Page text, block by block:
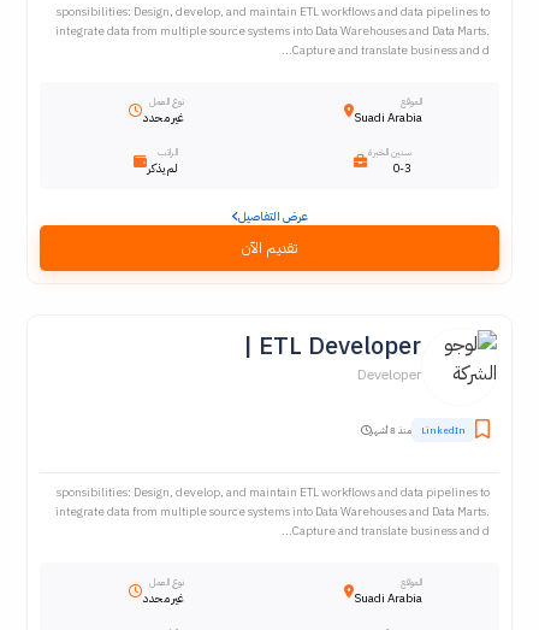
sponsibilities: Design, develop, and maintain ETL workflows and data pipelines to
integrate data from multiple source systems into Data Warehouses and Data Marts.
Capture and translate business and d...
الموقع
Suadi Arabia
نوع العمل
غير محدد
سنين الخبرة
0-3
الراتب
لم يذكر
عرض التفاصيل
تقديم الآن
ETL Developer |
Developer
LinkedIn منذ 8 أشهر
sponsibilities: Design, develop, and maintain ETL workflows and data pipelines to
integrate data from multiple source systems into Data Warehouses and Data Marts.
Capture and translate business and d...
الموقع
Suadi Arabia
نوع العمل
غير محدد